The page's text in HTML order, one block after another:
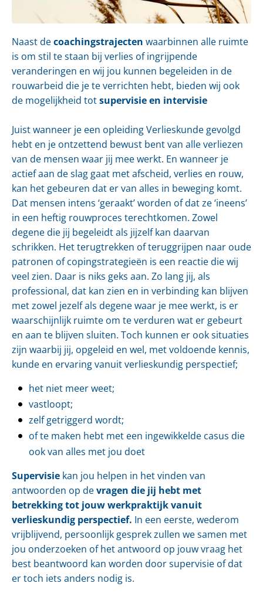
Naast decoachingstrajecten waarbinnen alle ruimte
is om stil te staan bij verlies of ingrijpende
veranderingen en wij jou kunnen begeleiden in de
rouwarbeid die je te verrichten hebt, bieden wij ook
de mogelijkheid totsupervisie en intervisie
Juist wanneer je een opleiding Verlieskunde gevolgd
hebt en je ontzettend bewust bent van alle verliezen
van de mensen waar jij mee werkt. En wanneer je
actief aan de slag gaat met afscheid, verlies en rouw,
kan het gebeuren dat er van alles in beweging komt.
Dat mensen intens ‘geraakt’ worden of dat ze ‘ineens’
in een heftig rouwproces terechtkomen. Zowel
degene die jij begeleidt als jijzelf kan daarvan
schrikken. Het terugtrekken of teruggrijpen naar oude
patronen of copingstrategieën is een reactie die wij
veel zien. Daar is niks geks aan. Zo lang jij, als
professional, dat kan zien en in verbinding kan blijven
met zowel jezelf als degene waar je mee werkt, is er
waarschijnlijk ruimte om te verduren wat er gebeurt
en aan te blijven sluiten. Toch kunnen er ook situaties
zijn waarbij jij, opgeleid en wel, met voldoende kennis,
kunde en ervaring vanuit verlieskundig perspectief;
het niet meer weet;
vastloopt;
zelf getriggerd wordt;
of te maken hebt met een ingewikkelde casus die
ook van alles met jou doet
Supervisie kan jou helpen in het vinden van
antwoorden op devragen die jij hebt met
betrekking tot jouw werkpraktijk vanuit
verlieskundig perspectief. In een eerste, wederom
vrijblijvend, persoonlijk gesprek zullen we samen met
jou onderzoeken of het antwoord op jouw vraag het
best beantwoord kan worden door supervisie of dat
er toch iets anders nodig is.